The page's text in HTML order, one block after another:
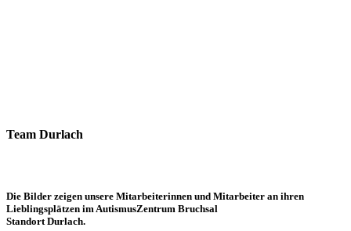
Team Durlach
Die Bilder zeigen unsere Mitarbeiterinnen und Mitarbeiter an ihren
Lieblingsplätzen im AutismusZentrum Bruchsal
Standort Durlach.